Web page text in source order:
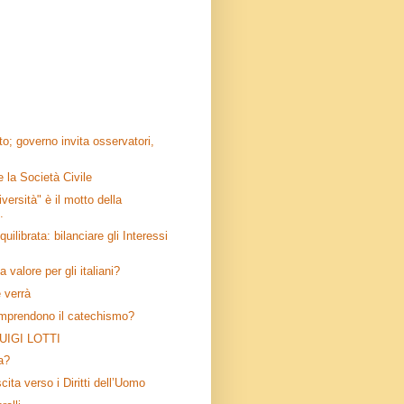
governo invita osservatori,
la Società Civile
è il motto della
bilanciare gli Interessi
valore per gli italiani?
verrà
il catechismo?
LOTTI
verso i Diritti dell’Uomo